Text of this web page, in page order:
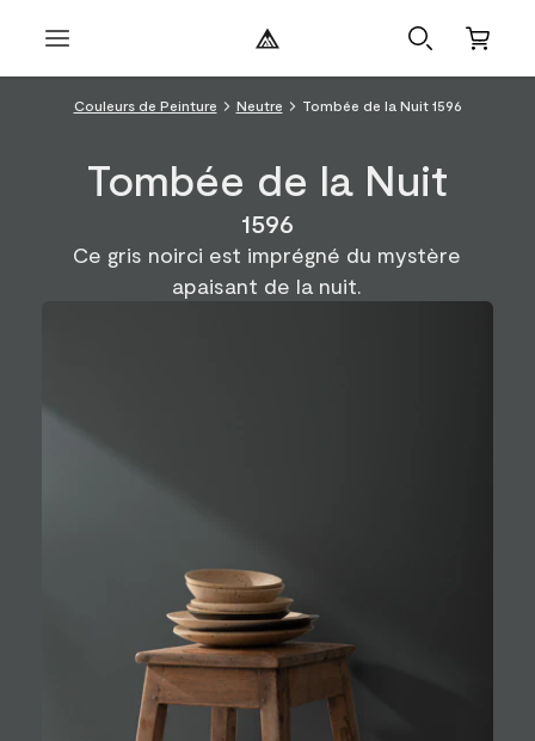
Couleurs de Peinture Neutre Tombée de la Nuit 1596
Tombée de la Nuit
1596
Ce gris noirci est imprégné du mystère
apaisant de la nuit.